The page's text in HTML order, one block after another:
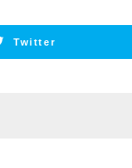
Twitter